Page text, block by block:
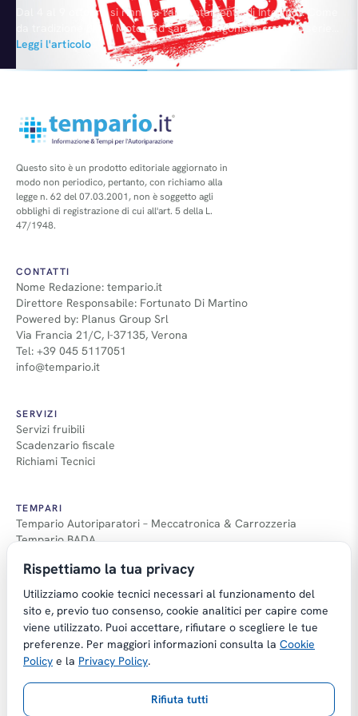
Dal 4 al 9 ottobre si rinnova l'appuntamento di Intermot. Come
da tradizione BMW Motorrad sarà protagonista con una serie
di anteprime che proseguono il profondo rinnovamento di una
gamma ricca ed eterogenea. Si partirà con la nuova
generazione dello scooter elettrico C evolution, anche in
Leggi l'articolo
Questo sito è un prodotto editoriale aggiornato in
modo non periodico, pertanto, con richiamo alla
legge n. 62 del 07.03.2001, non è soggetto agli
obblighi di registrazione di cui all'art. 5 della L.
47/1948.
CONTATTI
Nome Redazione: tempario.it
Direttore Responsabile: Fortunato Di Martino
Powered by: Planus Group Srl
Via Francia 21/C, I-37135, Verona
Tel: +39 045 5117051
info@tempario.it
SERVIZI
Servizi fruibili
Scadenzario fiscale
Richiami Tecnici
TEMPARI
Tempario Autoriparatori – Meccatronica & Carrozzeria
Tempario BADA
Guida Applicazione Tempi
Copyright © Tempario.it | Powered by
Planus Group Srl - P.I. IT03584100238
Gestito da Giancarmelo Pittalà
Rispettiamo la tua privacy
Utilizziamo cookie tecnici necessari al funzionamento del
sito e, previo tuo consenso, cookie analitici per capire come
viene utilizzato. Puoi accettare, rifiutare o scegliere le tue
preferenze. Per maggiori informazioni consulta la Cookie
Policy e la Privacy Policy.
Rifiuta tutti